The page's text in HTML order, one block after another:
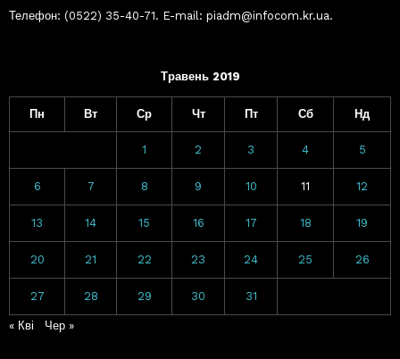
Телефон: (0522) 35-40-71. E-mail: piadm@infocom.kr.ua.
Травень 2019
Пн Вт Ср Чт Пт Сб Нд
1 2 3 4 5
6 7 8 9 10 11 12
13 14 15 16 17 18 19
20 21 22 23 24 25 26
27 28 29 30 31
« Кві Чер »